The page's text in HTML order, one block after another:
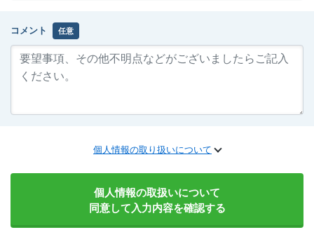
コメント 任意
個人情報の取り扱いについて
個人情報の取扱いについて
同意して入力内容を確認する